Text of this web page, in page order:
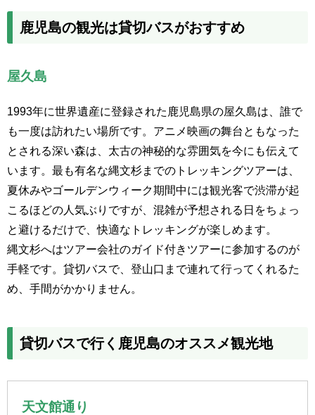
鹿児島の観光は貸切バスがおすすめ
屋久島
1993年に世界遺産に登録された鹿児島県の屋久島は、誰で
も一度は訪れたい場所です。アニメ映画の舞台ともなった
とされる深い森は、太古の神秘的な雰囲気を今にも伝えて
います。最も有名な縄文杉までのトレッキングツアーは、
夏休みやゴールデンウィーク期間中には観光客で渋滞が起
こるほどの人気ぶりですが、混雑が予想される日をちょっ
と避けるだけで、快適なトレッキングが楽しめます。
縄文杉へはツアー会社のガイド付きツアーに参加するのが
手軽です。貸切バスで、登山口まで連れて行ってくれるた
め、手間がかかりません。
貸切バスで行く鹿児島のオススメ観光地
天文館通り